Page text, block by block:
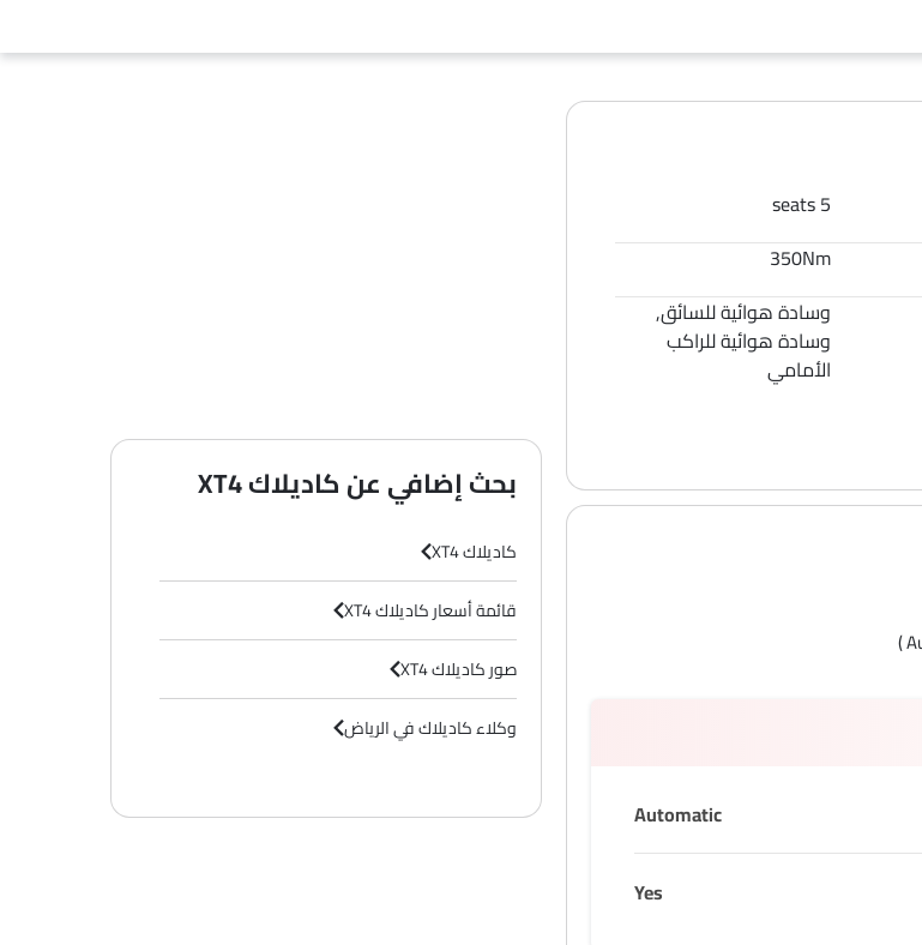
5 seats
350Nm
وسادة هوائية للسائق,
وسادة هوائية للراكب
الأمامي
Automatic
Yes
بحث إضافي عن كاديلاك XT4
كاديلاك XT4
قائمة أسعار كاديلاك XT4
صور كاديلاك XT4
وكلاء كاديلاك في الرياض‎